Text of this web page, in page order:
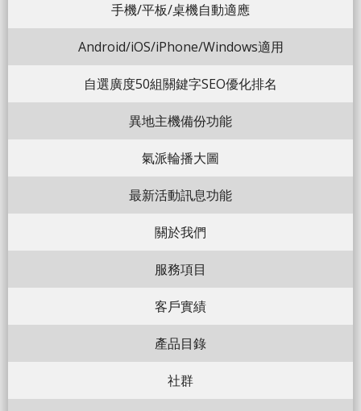
手機/平板/桌機自動適應
Android/iOS/iPhone/Windows適用
自選廣度50組關鍵字SEO優化排名
異地主機備份功能
氣派輪播大圖
最新活動訊息功能
關於我們
服務項目
客戶實績
產品目錄
社群